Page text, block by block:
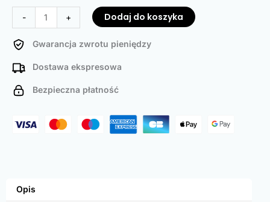
- + Dodaj do koszyka
Gwarancja zwrotu pieniędzy
Dostawa ekspresowa
Bezpieczna płatność
Opis